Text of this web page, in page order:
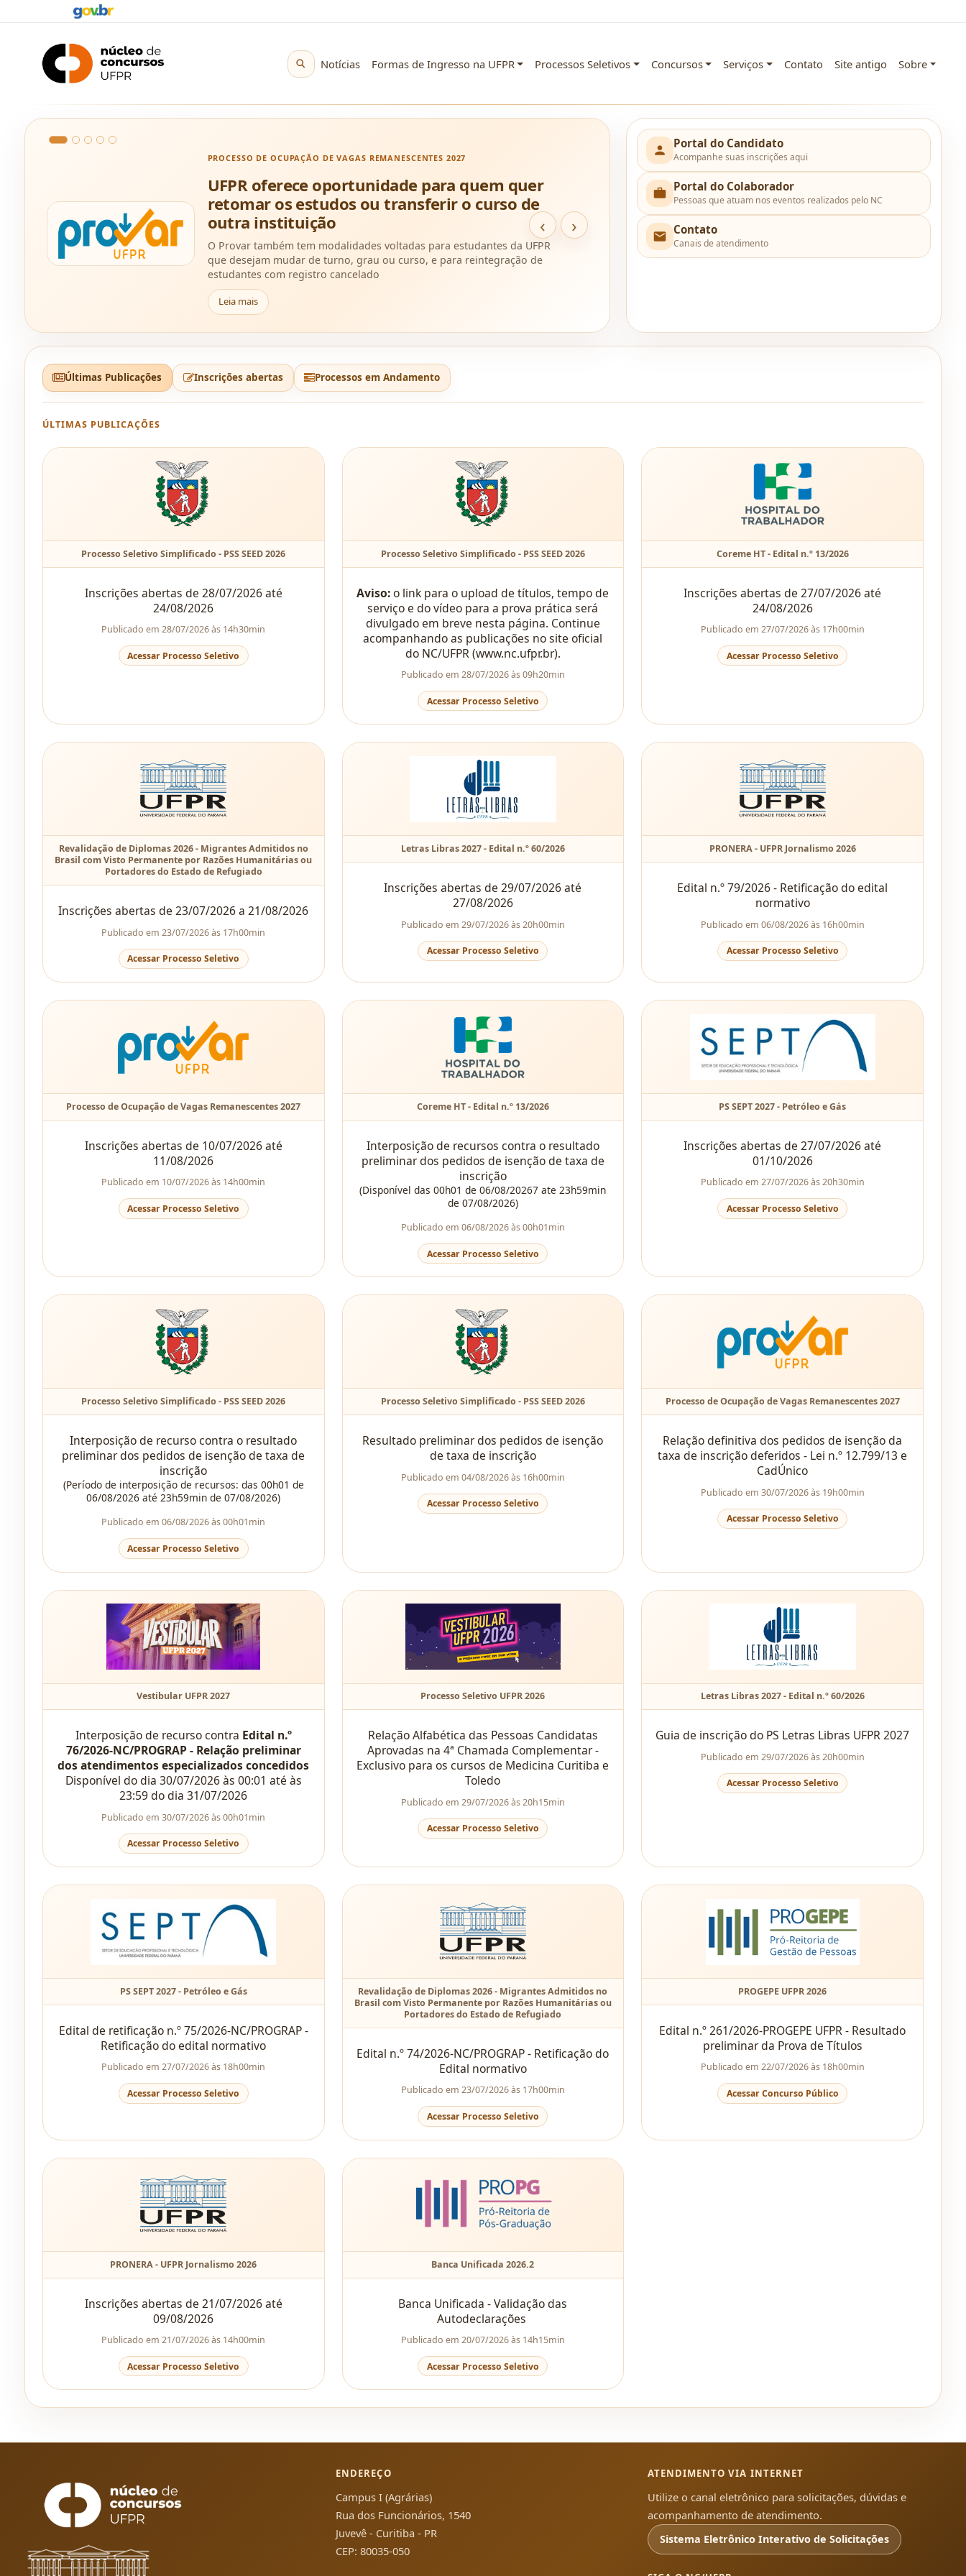
Notícias Formas de Ingresso na UFPR Processos Seletivos Concursos Serviços Contato Site antigo Sobre
PROCESSO DE OCUPAÇÃO DE VAGAS REMANESCENTES 2027
UFPR oferece oportunidade para quem quer
retomar os estudos ou transferir o curso de
outra instituição
O Provar também tem modalidades voltadas para estudantes da UFPR
que desejam mudar de turno, grau ou curso, e para reintegração de
estudantes com registro cancelado
Leia mais
‹ ›
Portal do Candidato
Acompanhe suas inscrições aqui
Portal do Colaborador
Pessoas que atuam nos eventos realizados pelo NC
Contato
Canais de atendimento
Últimas Publicações Inscrições abertas Processos em Andamento
ÚLTIMAS PUBLICAÇÕES
Processo Seletivo Simplificado - PSS SEED 2026
Inscrições abertas de 28/07/2026 até
24/08/2026
Publicado em 28/07/2026 às 14h30min
Acessar Processo Seletivo
Processo Seletivo Simplificado - PSS SEED 2026
Aviso:o link para o upload de títulos, tempo de
serviço e do vídeo para a prova prática será
divulgado em breve nesta página. Continue
acompanhando as publicações no site oficial
do NC/UFPR (www.nc.ufpr.br).
Publicado em 28/07/2026 às 09h20min
Acessar Processo Seletivo
Coreme HT - Edital n.º 13/2026
Inscrições abertas de 27/07/2026 até
24/08/2026
Publicado em 27/07/2026 às 17h00min
Acessar Processo Seletivo
Revalidação de Diplomas 2026 - Migrantes Admitidos no
Brasil com Visto Permanente por Razões Humanitárias ou
Portadores do Estado de Refugiado
Inscrições abertas de 23/07/2026 a 21/08/2026
Publicado em 23/07/2026 às 17h00min
Acessar Processo Seletivo
Letras Libras 2027 - Edital n.º 60/2026
Inscrições abertas de 29/07/2026 até
27/08/2026
Publicado em 29/07/2026 às 20h00min
Acessar Processo Seletivo
PRONERA - UFPR Jornalismo 2026
Edital n.º 79/2026 - Retificação do edital
normativo
Publicado em 06/08/2026 às 16h00min
Acessar Processo Seletivo
Processo de Ocupação de Vagas Remanescentes 2027
Inscrições abertas de 10/07/2026 até
11/08/2026
Publicado em 10/07/2026 às 14h00min
Acessar Processo Seletivo
Coreme HT - Edital n.º 13/2026
Interposição de recursos contra o resultado
preliminar dos pedidos de isenção de taxa de
inscrição
(Disponível das 00h01 de 06/08/20267 ate 23h59min
de 07/08/2026)
Publicado em 06/08/2026 às 00h01min
Acessar Processo Seletivo
PS SEPT 2027 - Petróleo e Gás
Inscrições abertas de 27/07/2026 até
01/10/2026
Publicado em 27/07/2026 às 20h30min
Acessar Processo Seletivo
Processo Seletivo Simplificado - PSS SEED 2026
Interposição de recurso contra o resultado
preliminar dos pedidos de isenção de taxa de
inscrição
(Período de interposição de recursos: das 00h01 de
06/08/2026 até 23h59min de 07/08/2026)
Publicado em 06/08/2026 às 00h01min
Acessar Processo Seletivo
Processo Seletivo Simplificado - PSS SEED 2026
Resultado preliminar dos pedidos de isenção
de taxa de inscrição
Publicado em 04/08/2026 às 16h00min
Acessar Processo Seletivo
Processo de Ocupação de Vagas Remanescentes 2027
Relação definitiva dos pedidos de isenção da
taxa de inscrição deferidos - Lei n.º 12.799/13 e
CadÚnico
Publicado em 30/07/2026 às 19h00min
Acessar Processo Seletivo
Vestibular UFPR 2027
Interposição de recurso contra Edital n.º
76/2026-NC/PROGRAP - Relação preliminar
dos atendimentos especializados concedidos
Disponível do dia 30/07/2026 às 00:01 até às
23:59 do dia 31/07/2026
Publicado em 30/07/2026 às 00h01min
Acessar Processo Seletivo
Processo Seletivo UFPR 2026
Relação Alfabética das Pessoas Candidatas
Aprovadas na 4ª Chamada Complementar -
Exclusivo para os cursos de Medicina Curitiba e
Toledo
Publicado em 29/07/2026 às 20h15min
Acessar Processo Seletivo
Letras Libras 2027 - Edital n.º 60/2026
Guia de inscrição do PS Letras Libras UFPR 2027
Publicado em 29/07/2026 às 20h00min
Acessar Processo Seletivo
PS SEPT 2027 - Petróleo e Gás
Edital de retificação n.º 75/2026-NC/PROGRAP -
Retificação do edital normativo
Publicado em 27/07/2026 às 18h00min
Acessar Processo Seletivo
Revalidação de Diplomas 2026 - Migrantes Admitidos no
Brasil com Visto Permanente por Razões Humanitárias ou
Portadores do Estado de Refugiado
Edital n.º 74/2026-NC/PROGRAP - Retificação do
Edital normativo
Publicado em 23/07/2026 às 17h00min
Acessar Processo Seletivo
PROGEPE UFPR 2026
Edital n.º 261/2026-PROGEPE UFPR - Resultado
preliminar da Prova de Títulos
Publicado em 22/07/2026 às 18h00min
Acessar Concurso Público
PRONERA - UFPR Jornalismo 2026
Inscrições abertas de 21/07/2026 até
09/08/2026
Publicado em 21/07/2026 às 14h00min
Acessar Processo Seletivo
Banca Unificada 2026.2
Banca Unificada - Validação das
Autodeclarações
Publicado em 20/07/2026 às 14h15min
Acessar Processo Seletivo
ENDEREÇO
Campus I (Agrárias)
Rua dos Funcionários, 1540
Juvevê - Curitiba - PR
CEP: 80035-050
ATENDIMENTO VIA INTERNET
Utilize o canal eletrônico para solicitações, dúvidas e
acompanhamento de atendimento.
Sistema Eletrônico Interativo de Solicitações